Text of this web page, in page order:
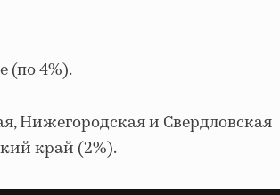
(по 4%).
Нижегородская и Свердловская
край (2%).